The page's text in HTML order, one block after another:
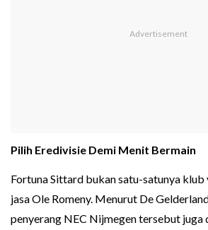
Pilih Eredivisie Demi Menit Bermain
Fortuna Sittard bukan satu-satunya klub
jasa Ole Romeny. Menurut De
penyerang NEC Nijmegen tersebut juga